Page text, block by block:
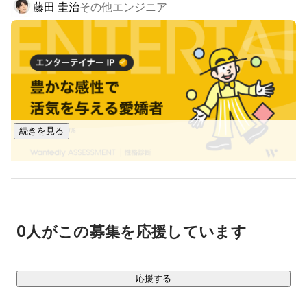
ています。
現在、未経験からは難しいとされるSES業界において、高い技
術力と確固たる営業力で100％プログラミング案件へのアサ
インと、業界では異例の要員起因による解約0という状況を作
り出すことに成功しております。
【IT教育事業】
エンジニア未経験者を一人前の開発者に育て上げることに強
みのある当社の教育力を武器に独自に開発したオリジナルテ
キストを使い、法人様向けのエンジニア教育を行っていま
います。
クラウド型の法人向け業務効率化システムの開発を行ってい
藤田 圭治その他エンジニア
続きを見る
0人がこの募集を応援しています
応援する